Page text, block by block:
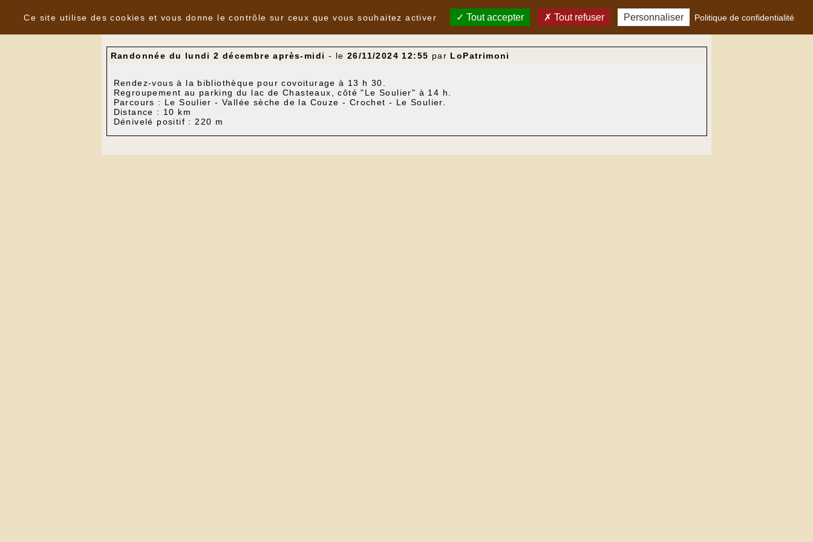
Nouvelles
Randonnée du lundi 2 décembre après-midi - le 26/11/2024 12:55 par LoPatrimoni
Rendez-vous à la bibliothèque pour covoiturage à 13 h 30.
Regroupement au parking du lac de Chasteaux, côté "Le Soulier" à 14 h.
Parcours : Le Soulier - Vallée sèche de la Couze - Crochet - Le Soulier.
Distance : 10 km
Dénivelé positif : 220 m
Ce site utilise des cookies et vous donne le contrôle sur ceux que vous souhaitez activer
Tout accepter Tout refuser Personnaliser Politique de confidentialité